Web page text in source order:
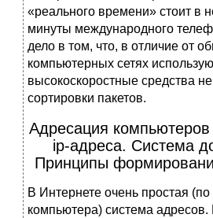
«реального времени» стоит в
минуты международного
дело в том, что, в отличие от
компьютерных сетях
высокоскоростные средства
сортировки пакетов.
Адресация компьютеров
ip-адреса. Система
Принципы
В Интернете очень простая
компьютера) система